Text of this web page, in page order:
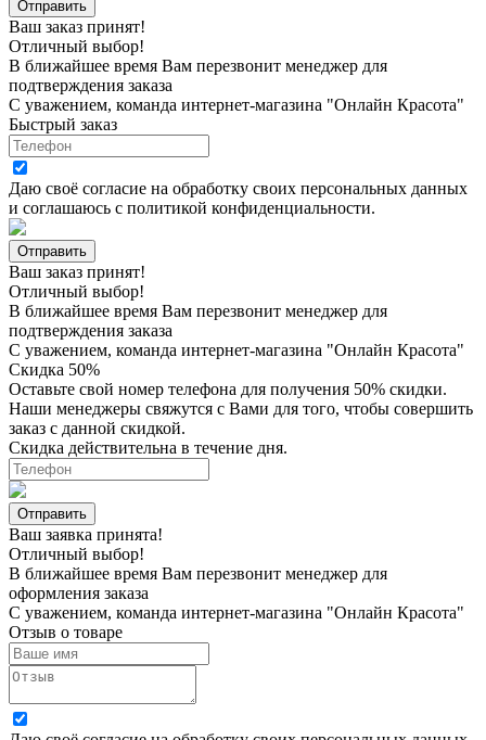
Ваш заказ принят!
Отличный выбор!
В ближайшее время Вам перезвонит менеджер для
подтверждения заказа
С уважением, команда интернет-магазина "Онлайн Красота"
Быстрый заказ
Даю своё согласие на обработку своих персональных данных
и соглашаюсь с политикой конфиденциальности.
Ваш заказ принят!
Отличный выбор!
В ближайшее время Вам перезвонит менеджер для
подтверждения заказа
С уважением, команда интернет-магазина "Онлайн Красота"
Скидка 50%
Оставьте свой номер телефона для получения 50% скидки.
Наши менеджеры свяжутся с Вами для того, чтобы совершить
заказ с данной скидкой.
Скидка действительна в течение дня.
Ваш заявка принята!
Отличный выбор!
В ближайшее время Вам перезвонит менеджер для
оформления заказа
С уважением, команда интернет-магазина "Онлайн Красота"
Отзыв о товаре